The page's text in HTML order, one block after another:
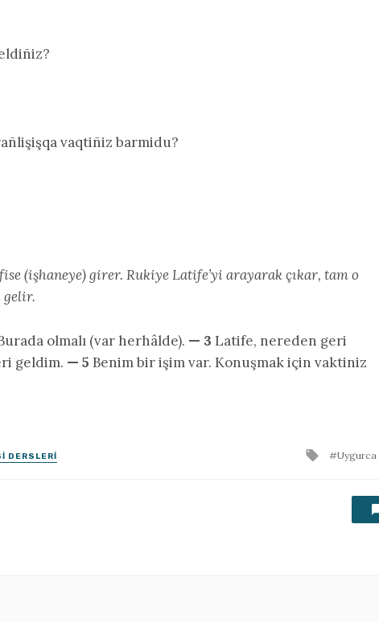
vaqtiñiz barmidu?
(işhaneye) girer. Rukiye Latife’yi arayarak çıkar, tam o
gelir.
olmalı (var herhâlde). — 3 Latife, nereden geri
geldim. — 5 Benim bir işim var. Konuşmak için vaktiniz
DERSLERI Tagged
with